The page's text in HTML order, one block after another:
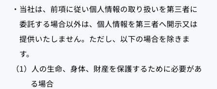
・当社は、前項に従い個人情報の取り扱いを第三者に
委託する場合以外は、個人情報を第三者へ開示又は
提供いたしません。ただし、以下の場合を除きま
す。
（1）人の生命、身体、財産を保護するために必要があ
る場合